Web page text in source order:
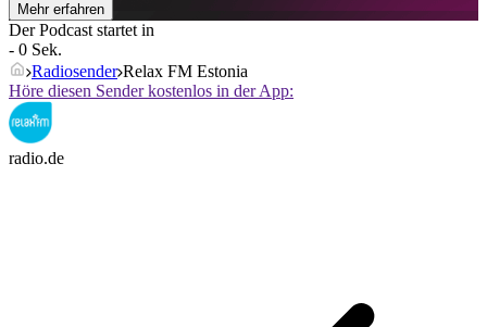
Mehr erfahren
Der Podcast startet in
- 0 Sek.
Radiosender Relax FM Estonia
Höre diesen Sender kostenlos in der App:
radio.de